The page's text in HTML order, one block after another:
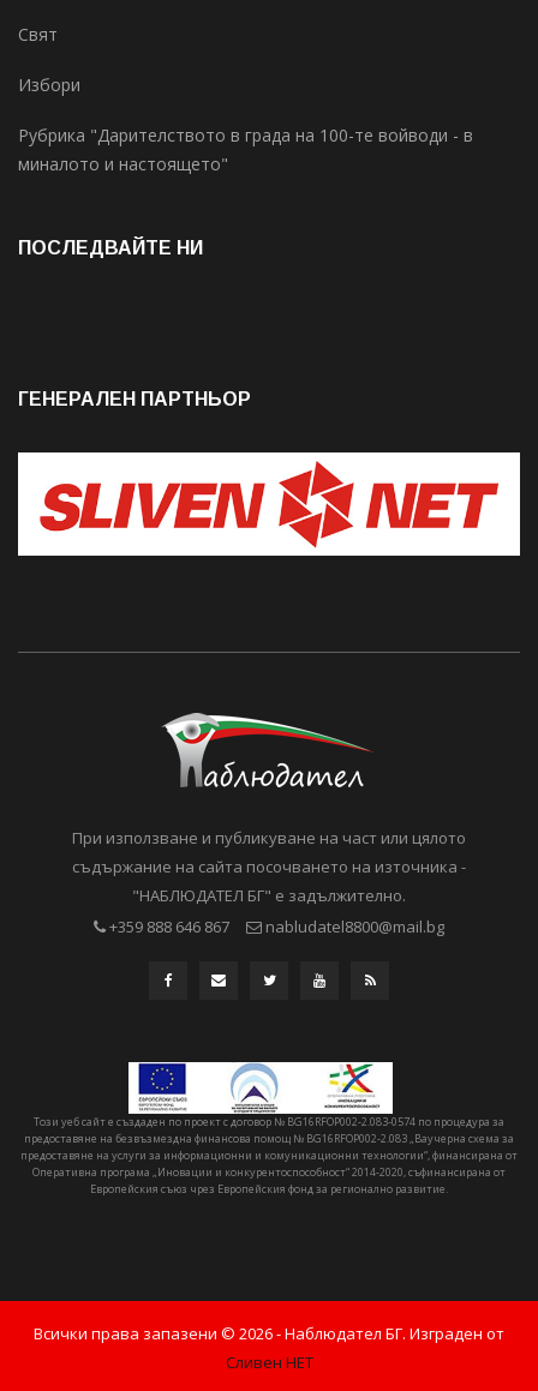
Свят
Избори
Рубрика "Дарителството в града на 100-те войводи - в
миналото и настоящето"
ПОСЛЕДВАЙТЕ НИ
ГЕНЕРАЛЕН ПАРТНЬОР
При използване и публикуване на част или цялото
съдържание на сайта посочването на източника -
"НАБЛЮДАТЕЛ БГ" е задължително.
+359 888 646 867
nabludatel8800@mail.bg
Този уеб сайт е създаден по проект с договор № BG16RFOP002-2.083-0574 по процедура за
предоставяне на безвъзмездна финансова помощ № BG16RFOP002-2.083 „Ваучерна схема за
предоставяне на услуги за информационни и комуникационни технологии“, финансирана от
Оперативна програма „Иновации и конкурентоспособност“ 2014-2020, съфинансирана от
Европейския съюз чрез Европейския фонд за регионално развитие.
Всички права запазени © 2026- Наблюдател БГ. Изграден от
Сливен НЕТ